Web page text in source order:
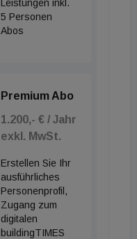
Leistungen inkl.
5 Personen
Abos
Premium Abo
1.200,- € / Jahr
exkl. MwSt.
Erstellen Sie Ihr
ausführliches
Personenprofil,
Zugang zum
digitalen
buildingTIMES